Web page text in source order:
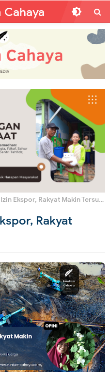
Cahaya
Ekspor, Rakyat Makin Tersungkur
Rakyat